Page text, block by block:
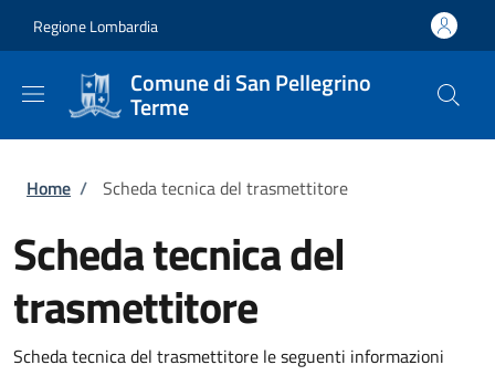
Regione Lombardia
Comune di San Pellegrino
Terme
Briciole di pane
Home / Scheda tecnica del trasmettitore
Scheda tecnica del
trasmettitore
Scheda tecnica del trasmettitore le seguenti informazioni